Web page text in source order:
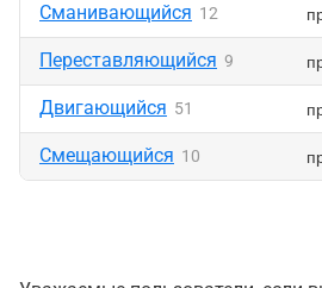
Сманивающийся 12
Переставляющийся 9
Двигающийся 51
Смещающийся 10